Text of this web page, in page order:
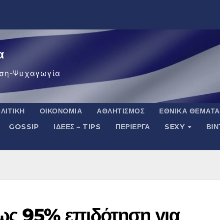
Ψυχαγωγία
ΟΙΚΟΝΟΜΊΑ ΑΘΛΗΤΙΣΜΌΣ ΕΘΝΙΚΆ ΘΈΜΑΤΑ
GOSSIP ΙΔΈΕΣ – TIPS ΠΕΡΊΕΡΓΑ SEXY
95% επιδότηση για